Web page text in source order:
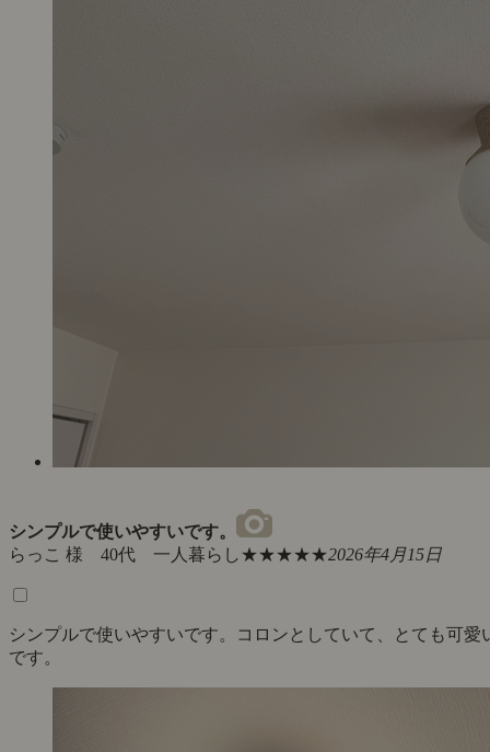
シンプルで使いやすいです。
らっこ 様 40代 一人暮らし★★★★★2026年4月15日
シンプルで使いやすいです。コロンとしていて、とても可愛
です。